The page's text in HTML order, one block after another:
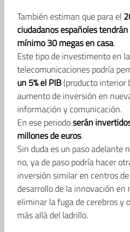
También estiman que para el
ciudadanos españoles
mínimo 30 megas en casa.
Este tipo de investimento en
telecomunicaciones podría
un 5% el PIB(producto interior
aumento de inversión en
información y comunicación.
En ese periodoserán
millones de euros.
Sin duda es un paso adelante
no, ya de paso podría hacer
inversión similar en centros
desarrollo de la innovación en
eliminar la fuga de cerebros y
más allá del ladrillo.